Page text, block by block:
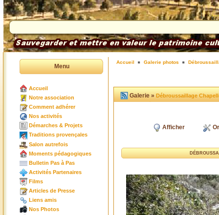
Menu
Accueil
Notre association
Comment adhérer
Nos activités
Démarches & Projets
Traditions provençales
Salon autrefois
Moments pédagogiques
Bulletin Pas à Pas
Activités Partenaires
Films
Articles de Presse
Liens amis
Nos Photos
Accueil Galerie photos
Galerie »Débroussaillage
Afficher